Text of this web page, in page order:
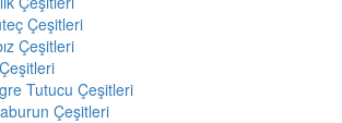
Çeşitleri
Çeşitleri
Tutucu Çeşitleri
Çeşitleri